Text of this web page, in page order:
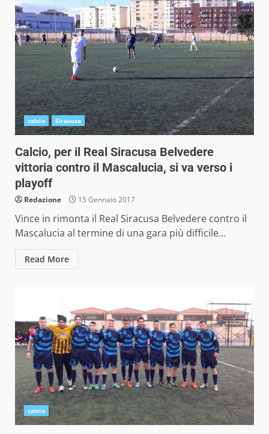
calcio Siracusa
Calcio, per il Real Siracusa Belvedere
vittoria contro il Mascalucia, si va verso i
playoff
Redazione 15 Gennaio 2017
Vince in rimonta il Real Siracusa Belvedere contro il
Mascalucia al termine di una gara più difficile...
Read More
calcio